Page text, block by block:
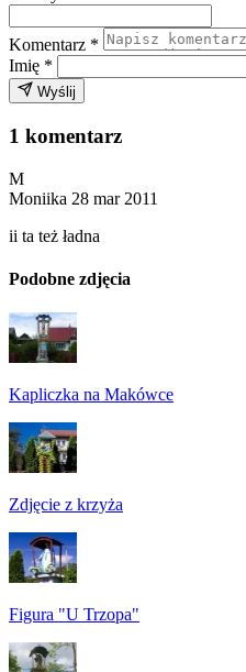
Komentarz *
Imię *
Wyślij
1 komentarz
M
Moniika 28 mar 2011
ii ta też ładna
Podobne zdjęcia
Kapliczka na Makówce
Zdjęcie z krzyża
Figura "U Trzopa"